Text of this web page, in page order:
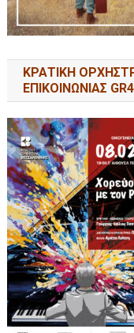
ΚΡΑΤΙΚΗ
ΕΠΙΚΟΙΝΩΝΙΑΣ